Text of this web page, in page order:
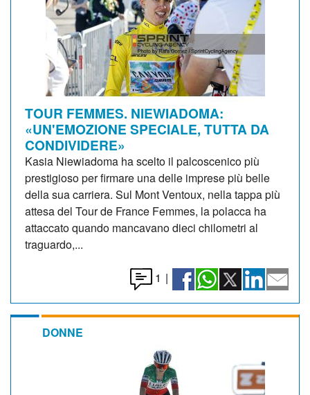
TOUR FEMMES. NIEWIADOMA:
«UN'EMOZIONE SPECIALE, TUTTA DA
CONDIVIDERE»
Kasia Niewiadoma ha scelto il palcoscenico più
prestigioso per firmare una delle imprese più belle
della sua carriera. Sul Mont Ventoux, nella tappa più
attesa del Tour de France Femmes, la polacca ha
attaccato quando mancavano dieci chilometri al
traguardo,...
1 |
DONNE